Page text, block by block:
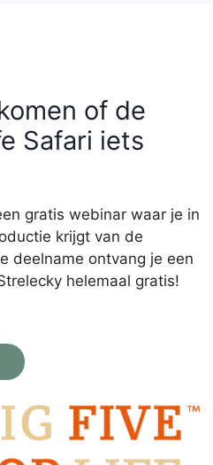
of de
Safari iets
gratis webinar waar je in
krijgt van de
deelname ontvang je een
helemaal gratis!